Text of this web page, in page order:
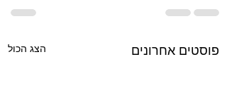
פוסטים אחרונים הצג הכול